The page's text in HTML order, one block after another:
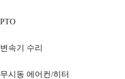
PTO
변속기 수리
무시동 에어컨/히터